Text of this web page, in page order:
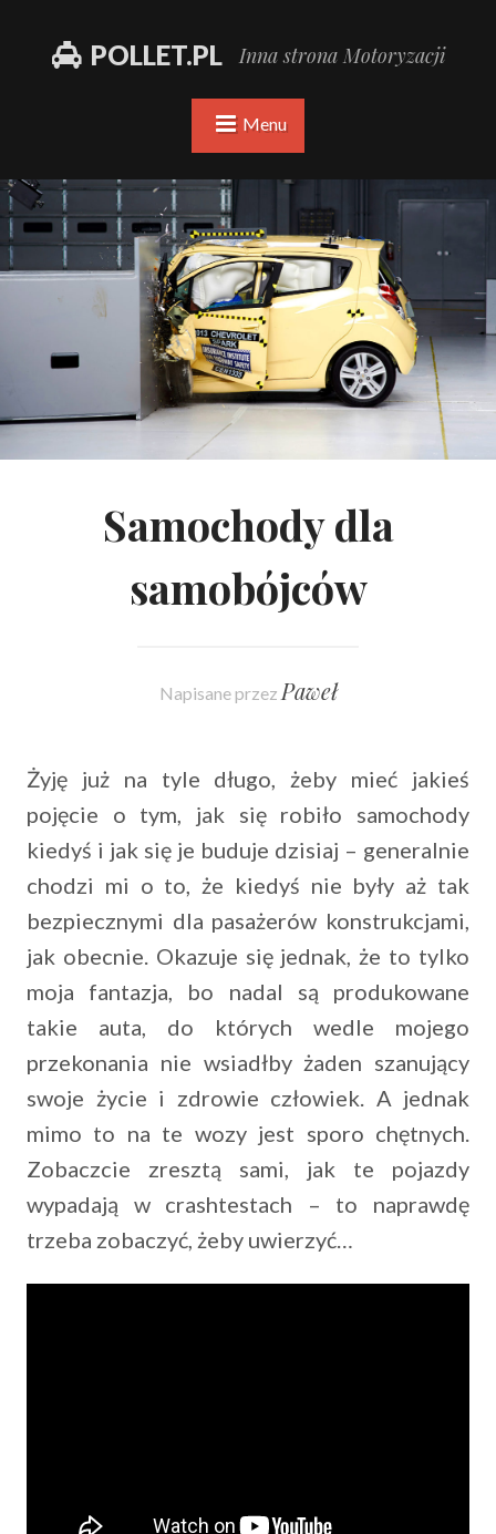
POLLET.PL Inna strona Motoryzacji
Menu
Samochody dla
samobójców
Napisane przez Paweł
Żyję już na tyle długo, żeby mieć jakieś
pojęcie o tym, jak się robiło samochody
kiedyś i jak się je buduje dzisiaj – generalnie
chodzi mi o to, że kiedyś nie były aż tak
bezpiecznymi dla pasażerów konstrukcjami,
jak obecnie. Okazuje się jednak, że to tylko
moja fantazja, bo nadal są produkowane
takie auta, do których wedle mojego
przekonania nie wsiadłby żaden szanujący
swoje życie i zdrowie człowiek. A jednak
mimo to na te wozy jest sporo chętnych.
Zobaczcie zresztą sami, jak te pojazdy
wypadają w crashtestach – to naprawdę
trzeba zobaczyć, żeby uwierzyć…